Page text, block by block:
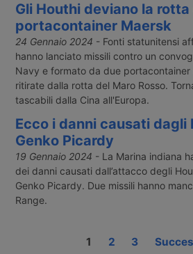
Gli Houthi deviano la rotta
portacontainer Maersk
24 Gennaio 2024 - Fonti statunitensi
hanno lanciato missili contro un
Navy e formato da due portacontainer
ritirate dalla rotta del Maro Rosso.
tascabili dalla Cina all'Europa.
Ecco i danni causati dagli
Genko Picardy
19 Gennaio 2024 - La Marina indiana
dei danni causati dall’attacco degli
Genko Picardy. Due missili hanno
Range.
1 2 3